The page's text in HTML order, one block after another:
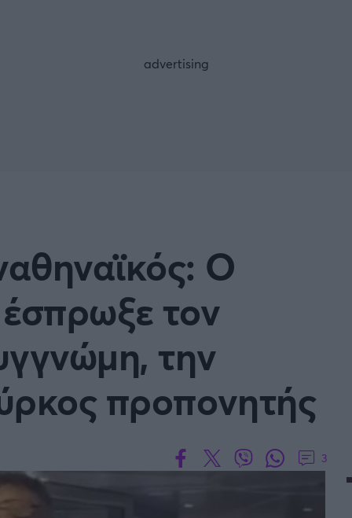
Ο
τον
την
προπονητής
3